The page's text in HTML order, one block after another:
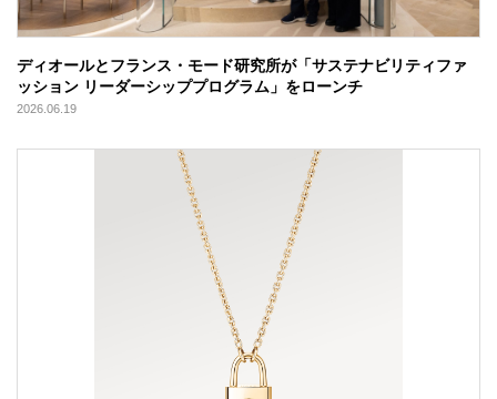
ディオールとフランス・モード研究所が「サステナビリティファ
ッション リーダーシッププログラム」をローンチ
2026.06.19